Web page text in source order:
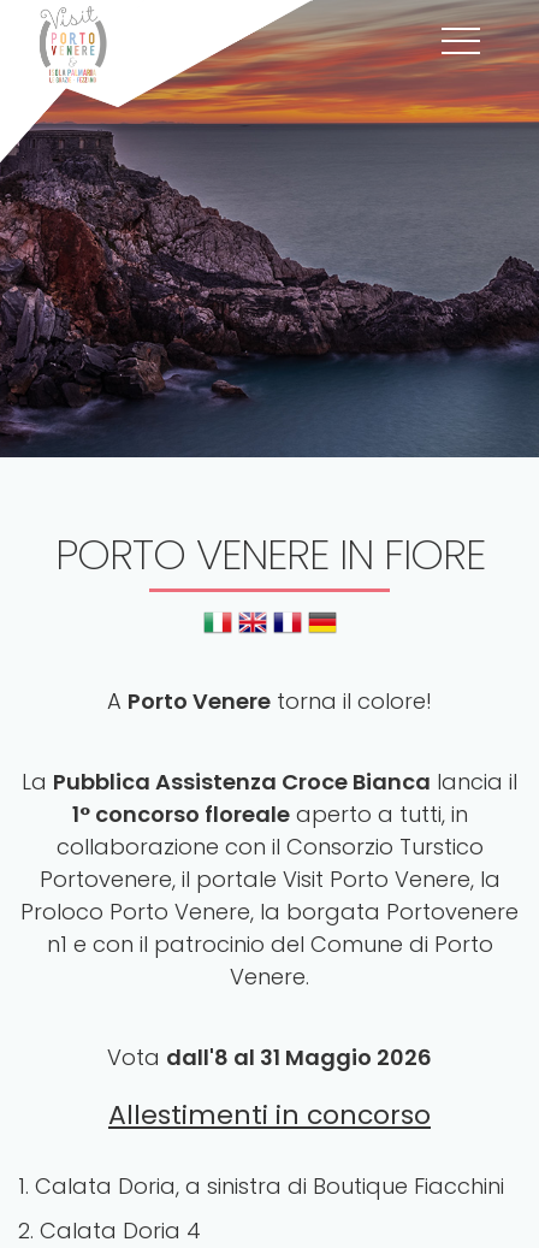
PORTO VENERE IN FIORE
A Porto Venere torna il colore!
La Pubblica Assistenza Croce Bianca lancia il
1° concorso florealeaperto a tutti, in
collaborazione con il Consorzio Turstico
Portovenere, il portale Visit Porto Venere, la
Proloco Porto Venere, la borgata Portovenere
n1 e con il patrocinio del Comune di Porto
Venere.
Vota dall'8 al 31 Maggio 2026
Allestimenti in concorso
1. Calata Doria, a sinistra di Boutique Fiacchini
2. Calata Doria 4